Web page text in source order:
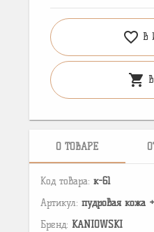
favorite_border В
shopping_cart
О ТОВАРЕ
Код товара: к-61
Артикул: пудровая кожа
Бренд: KANIOWSKI